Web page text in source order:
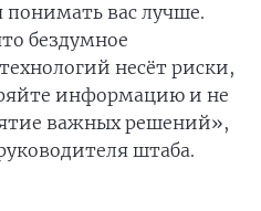
вас лучше.
бездумное
несёт риски,
информацию и не
важных решений»,
штаба.